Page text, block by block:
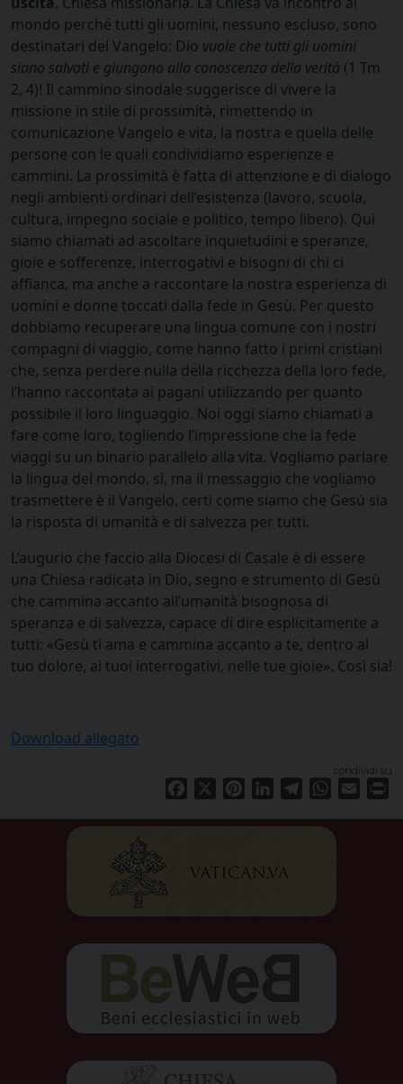
mondo perché tutti gli uomini, nessuno escluso, sono
destinatari del Vangelo: Dio vuole che tutti gli uomini
siano salvati e giungano alla conoscenza della verità (1 Tm
2, 4)! Il cammino sinodale suggerisce di vivere la
missione in stile di prossimità, rimettendo in
comunicazione Vangelo e vita, la nostra e quella delle
persone con le quali condividiamo esperienze e
cammini. La prossimità è fatta di attenzione e di dialogo
negli ambienti ordinari dell’esistenza (lavoro, scuola,
cultura, impegno sociale e politico, tempo libero). Qui
siamo chiamati ad ascoltare inquietudini e speranze,
gioie e sofferenze, interrogativi e bisogni di chi ci
affianca, ma anche a raccontare la nostra esperienza di
uomini e donne toccati dalla fede in Gesù. Per questo
dobbiamo recuperare una lingua comune con i nostri
compagni di viaggio, come hanno fatto i primi cristiani
che, senza perdere nulla della ricchezza della loro fede,
l’hanno raccontata ai pagani utilizzando per quanto
possibile il loro linguaggio. Noi oggi siamo chiamati a
fare come loro, togliendo l’impressione che la fede
viaggi su un binario parallelo alla vita. Vogliamo parlare
la lingua del mondo, sì, ma il messaggio che vogliamo
trasmettere è il Vangelo, certi come siamo che Gesù sia
la risposta di umanità e di salvezza per tutti.
L’augurio che faccio alla Diocesi di Casale è di essere
una Chiesa radicata in Dio, segno e strumento di Gesù
che cammina accanto all’umanità bisognosa di
speranza e di salvezza, capace di dire esplicitamente a
tutti: «Gesù ti ama e cammina accanto a te, dentro al
tuo dolore, ai tuoi interrogativi, nelle tue gioie». Così sia!
Download allegato
condividi su
Facebook PinterestLinkedInTelegramWhatsApp
Email